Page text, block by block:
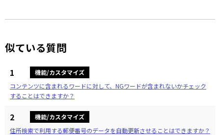
似ている質問
1
機能/カスタマイズ
コンテンツに含まれるワードに対して、NGワードが含まれないかチェック
することはできますか？
2
機能/カスタマイズ
住所検索で利用する郵便番号のデータを自動更新させることはできますか？